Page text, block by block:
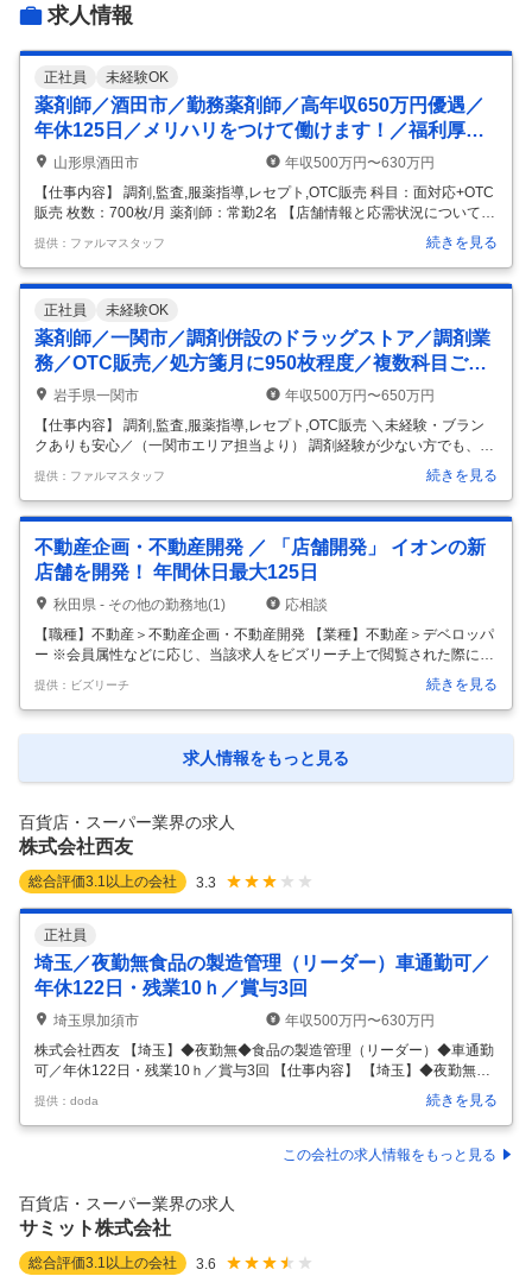
※この回答は生成AIで作成したものであり、最新の情報や完全な
求人情報
正社員 未経験OK
薬剤師／酒田市／勤務薬剤師／高年収650万円優遇／
年休125日／メリハリをつけて働けます！／福利厚
生・教育制度も充実しています イオン東北株式会社／
山形県酒田市
年収500万円〜630万円
【仕事内容】 調剤,監査,服薬指導,レセプト,OTC販売 科目：面対応+OTC
販売 枚数：700枚/月 薬剤師：常勤2名 【店舗情報と応需状況について】
■酒田駅から車で15分ほどの大型商業施設内に位置しており、周辺には
総合病院や飲食店も多く生活環境が非常に充実しています。 ■処方箋は
近隣の医療機関を含む面応需がメインとなっており、月間約700枚の処
方箋を丁寧かつ迅速に受け付けている店舗です。 ■1日あたりの応需枚数
は20枚から30枚程度とゆとりがあり、患者様一人ひとりと向き合いなが
らじっくり丁寧な対応が可能です。 【法人特徴について】 ■国内最大級
の小売業グループに属する安定企業であり、ショ…
提供：ファルマスタッフ 続きを見る
正社員 未経験OK
薬剤師／一関市／調剤併設のドラッグストア／調剤業
務／OTC販売／処方箋月に950枚程度／複数科目ご対
応いただけます／年間休日120日以上／長期休暇も取
岩手県一関市
年収500万円〜650万円
【仕事内容】 調剤,監査,服薬指導,レセプト,OTC販売 ＼未経験・ブラン
クありも安心／（一関市エリア担当より） 調剤経験が少ない方でも、
個々のスキルに合わせた研修プログラムを用意しています。サポート体
制が整っているので、まずは相談から一歩踏み出してみませんか。 【店
舗情報と応需状況について】 ■最寄り駅から車で10分ほどの場所に位置
している、利便性の高い大型ショッピングセンター内にある調剤薬局で
す。 ■処方箋は面応需で総合科目を取り扱っており、月間でおよそ900
枚から950枚程度の枚数を安定して応需しています。 ■現在は常勤2名に
加えてパートと派遣各1名の計4名体制で、協力しながら日々の業
提供：ファルマスタッフ 続きを見る
不動産企画・不動産開発 ／ 「店舗開発」 イオンの新
店舗を開発！ 年間休日最大125日
秋田県 - その他の勤務地(1)
応相談
【職種】不動産＞不動産企画・不動産開発 【業種】不動産＞デベロッパ
ー ※会員属性などに応じ、当該求人をビズリーチ上で閲覧された際に内
容が異なる場合があります 【当社について】 イオン東北は、お客さまの
生活全般を支える多様な業態と衣食住の総合的な品揃えで、お客さまに
より豊かで便利な暮らしを提供し続け、東北エリアに最も貢献する企業
になることを目指していきます。 東北の暮らしを取り巻く環境は厳しさ
を増しています。 イオン東北は環境変化に対応するため、店舗、商品、
について】
提供：ビズリーチ 続きを見る
求人情報をもっと見る
百貨店・スーパー業界の求人
株式会社西友
総合評価3.1 以上の会社 3.3
正社員
埼玉／夜勤無食品の製造管理（リーダー）車通勤可／
年休122日・残業10ｈ／賞与3回
埼玉県加須市
年収500万円〜630万円
株式会社西友 【埼玉】◆夜勤無◆食品の製造管理（リーダー）◆車通勤
可／年休122日・残業10ｈ／賞与3回 【仕事内容】 【埼玉】◆夜勤無◆
食品の製造管理（リーダー）◆車通勤可／年休122日・残業10ｈ／賞与3
回 【具体的な仕事内容】 【加須もしくは川越での勤務／製造企画・品質
管理部門等へのキャリアパス有／全国に240店舗以上を展開し、長年に
わたり地域の暮らしを支えてきた総合スーパーのパイオニア】 ■職務内
おいて、包装・調理等の担当ラインのマネジメントを行い、CK運営と管
理の実行をサポートするポジションです。 お客様に美味しくて安
提供：doda 続きを見る
この会社の求人情報をもっと見る
百貨店・スーパー業界の求人
サミット株式会社
総合評価3.1 以上の会社 3.6